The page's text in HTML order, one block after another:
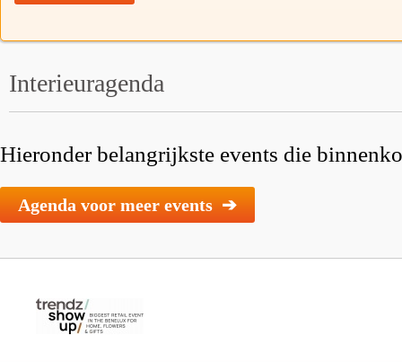
Interieuragenda
Hieronder belangrijkste events die
Agenda voor meer events ➔